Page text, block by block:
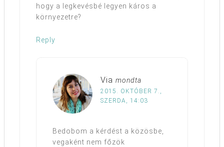
hogy a legkevésbé legyen káros a
környezetre?
Reply
Via mondta
2015. OKTÓBER 7.,
SZERDA, 14:03
Bedobom a kérdést a közösbe,
vegaként nem főzök